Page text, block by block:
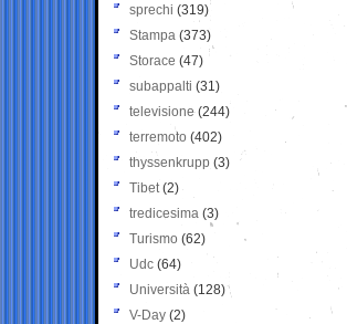
sprechi (319)
Stampa (373)
Storace (47)
subappalti (31)
televisione(244)
terremoto (402)
thyssenkrupp (3)
Tibet(2)
tredicesima (3)
Turismo (62)
Udc (64)
Università (128)
V-Day (2)